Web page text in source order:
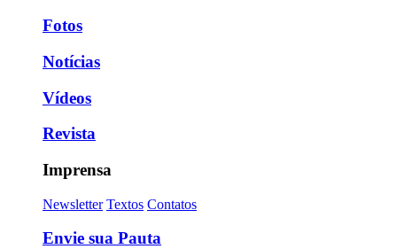
Fotos
Notícias
Vídeos
Revista
Imprensa
Newsletter Textos Contatos
Envie sua Pauta